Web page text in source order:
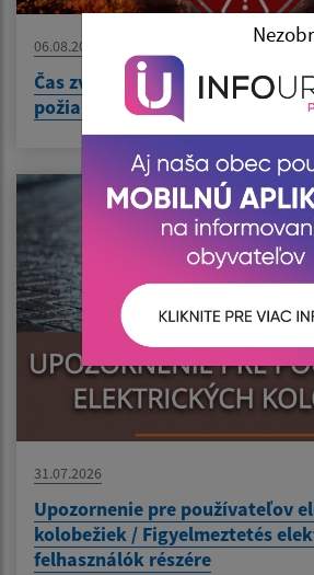
06.08.2026
Čas zvýšeného nebezpečenstva
požiaru/Fokozottan tűzveszélyes
31.07.2026
Upozornenie pre používateľov
kolobežiek / Figyelmeztetés
felhasználók részére